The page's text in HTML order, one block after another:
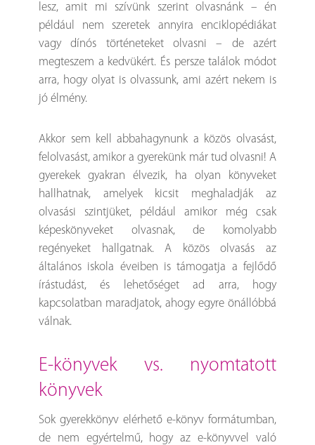
lesz, amit mi szívünk szerint olvasnánk – én
például nem szeretek annyira enciklopédiákat
vagy dínós történeteket olvasni – de azért
megteszem a kedvükért. És persze találok módot
arra, hogy olyat is olvassunk, ami azért nekem is
jó élmény.
Akkor sem kell abbahagynunk a közös olvasást,
felolvasást, amikor a gyerekünk már tud olvasni! A
gyerekek gyakran élvezik, ha olyan könyveket
hallhatnak, amelyek kicsit meghaladják az
olvasási szintjüket, például amikor még csak
képeskönyveket olvasnak, de komolyabb
regényeket hallgatnak. A közös olvasás az
általános iskola éveiben is támogatja a fejlődő
írástudást, és lehetőséget ad arra, hogy
kapcsolatban maradjatok, ahogy egyre önállóbbá
válnak.
e-könyvek vs. nyomtatott
könyvek
Sok gyerekkönyv elérhető e-könyv formátumban,
de nem egyértelmű, hogy az e-könyvvel való